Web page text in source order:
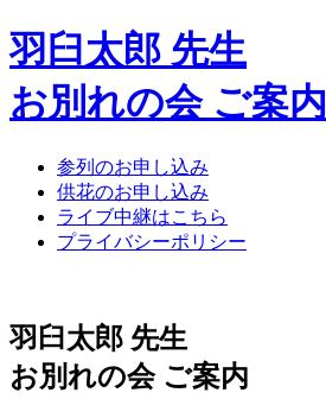
羽臼太郎 先生
お別れの会 ご案内
参列のお申し込み
供花のお申し込み
ライブ中継はこちら
プライバシーポリシー
羽臼太郎 先生
お別れの会 ご案内